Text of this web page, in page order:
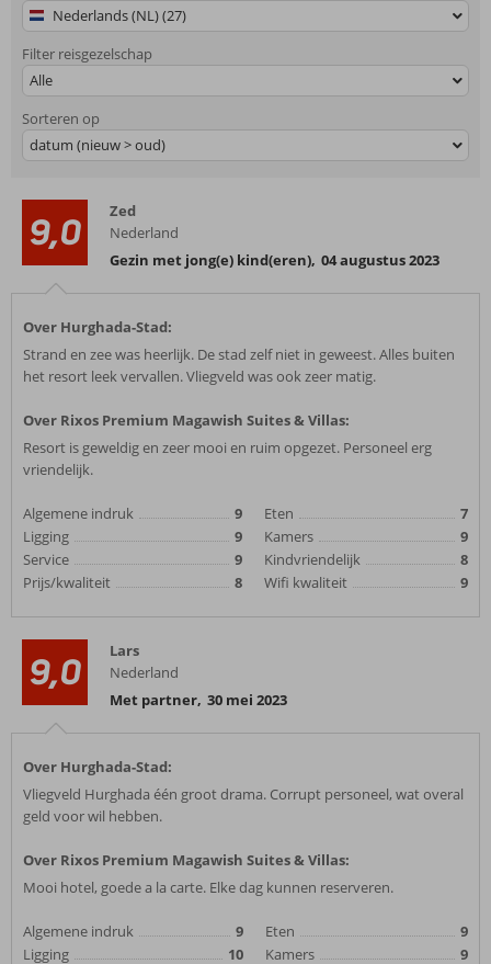
Nederlands (NL) (27)
Filter reisgezelschap
Alle
Sorteren op
datum (nieuw > oud)
9,0
Zed
Nederland
Gezin met jong(e) kind(eren), 04 augustus 2023
Over Hurghada-Stad:
Strand en zee was heerlijk. De stad zelf niet in geweest. Alles buiten
het resort leek vervallen. Vliegveld was ook zeer matig.
Over Rixos Premium Magawish Suites & Villas:
Resort is geweldig en zeer mooi en ruim opgezet. Personeel erg
vriendelijk.
Algemene indruk
9
Ligging
9
Service
9
Prijs/kwaliteit
8
Eten
7
Kamers
9
Kindvriendelijk
8
Wifi kwaliteit
9
9,0
Lars
Nederland
Met partner, 30 mei 2023
Over Hurghada-Stad:
Vliegveld Hurghada één groot drama. Corrupt personeel, wat overal
geld voor wil hebben.
Over Rixos Premium Magawish Suites & Villas:
Mooi hotel, goede a la carte. Elke dag kunnen reserveren.
Algemene indruk
9
Ligging
10
Eten
9
Kamers
9